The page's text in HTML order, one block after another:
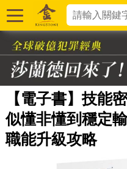
【電子書】技能
似懂非懂到穩定
職能升級攻略